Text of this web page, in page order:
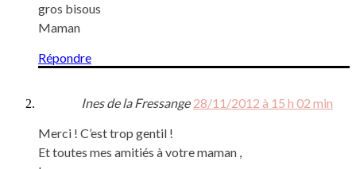
gros bisous
Maman
Répondre
Ines de la Fressange 28/11/2012 à 15 h 02 min
Merci ! C’est trop gentil !
Et toutes mes amitiés à votre maman ,